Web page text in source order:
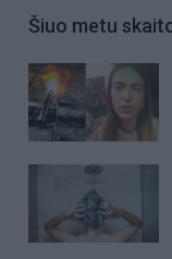
Šiuo metu